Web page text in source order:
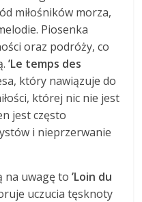
miłośników morza,
Piosenka
oraz podróży, co
’Le temps des
który nawiązuje do
której nic nie jest
jest często
i nieprzerwanie
na uwagę to’Loin du
uczucia tęsknoty